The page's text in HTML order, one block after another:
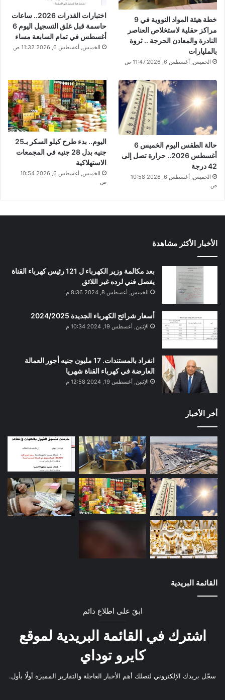
خطة هيئة المواد النووية في 9
مراكز حقلية لاستخلاص العناصر
النادرة والمعادن الحرجة .. ثروة
بالمليارات
الخميس, أغسطس 6, 2026 11:47 ص
اختبارات القدرات 2026.. ساعات
حاسمة قبل غلق التسجيل اليوم 6
أغسطس في تمام السابعة مساء
الخميس, أغسطس 6, 2026 11:32 ص
حالة الطقس اليوم الخميس 6
أغسطس 2026.. حرارة تصل إلى
42 درجة
الخميس, أغسطس 6, 2026 10:58
ص
اليوم.. بدء طرح كيلو السكر بـ25
جنيه بدل 28 جنيه في المجمعات
الاستهلاكية
الخميس, أغسطس 6, 2026 10:54
ص
الأخبار الأكثر مشاهدة
بعد مكالمة وزير الكهرباء ل 121 رئيس كهرباء القناة
يفصل فني لرده غير اللائق
الخميس, أغسطس 8, 2024 8:36 م
أسعار شرائح الكهرباء الجديدة 2024/2025
الإثنين, أغسطس 19, 2024 10:34 م
انفراد بالمستندات. 17 مليون جنيه أجور العمالة
العارضة في كهرباء القناة شهريا
الإثنين, أغسطس 19, 2024 12:58 م
أخر الأخبار
القائمة البريدية
ابقَ على اطلاع دائم
اشترك في القائمة البريدية لموقع
كايرو توداي
سجّل بريدك الإلكتروني لتصلك أهم الأخبار العاجلة والتقارير المميزة أولًا بأول.